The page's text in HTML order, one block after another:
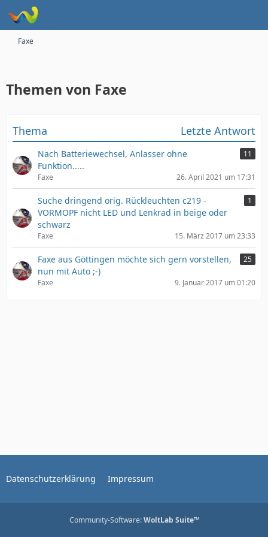
Faxe
Themen von Faxe
Thema Letzte Antwort
Nach Batteriewechsel, Anlasser ohne
Funktion.....
11
Faxe 26. April 2021 um 17:31
Suche dringend orig. Rückleuchten c219 -
VORMOPF nicht LED und Lenkrad in beige oder
schwarz
1
Faxe 15. März 2017 um 23:33
Faxe aus Göttingen möchte sich gern vorstellen,
nun mit Auto ;-)
25
Faxe 9. Januar 2017 um 01:20
Datenschutzerklärung Impressum
Community-Software:WoltLab Suite™